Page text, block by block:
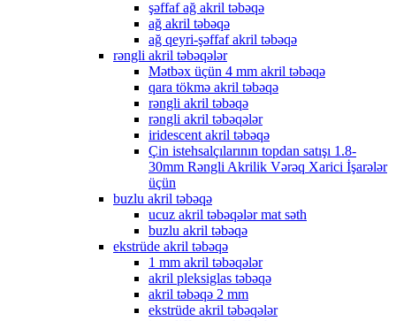
şəffaf ağ akril təbəqə
ağ akril təbəqə
ağ qeyri-şəffaf akril təbəqə
rəngli akril təbəqələr
Mətbəx üçün 4 mm akril təbəqə
qara tökmə akril təbəqə
rəngli akril təbəqə
rəngli akril təbəqələr
iridescent akril təbəqə
Çin istehsalçılarının topdan satışı 1.8-
30mm Rəngli Akrilik Vərəq Xarici İşarələr
üçün
buzlu akril təbəqə
ucuz akril təbəqələr mat səth
buzlu akril təbəqə
ekstrüde akril təbəqə
1 mm akril təbəqələr
akril pleksiglas təbəqə
akril təbəqə 2 mm
ekstrüde akril təbəqələr